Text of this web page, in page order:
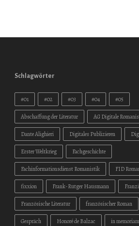
Schlagwörter
#01 #02 #03 #04 #05
Abschaffung der Literatur AG Digitale
Dante Alighieri Digitales Publizieren
Erster Weltkrieg Fachgeschichte
Fachinformationsdienst Romanistik FID
fixxion Frank-Rutger Hausmann
Französische Literatur französischer Roman
Gespräch Honoré de Balzac in memoriam